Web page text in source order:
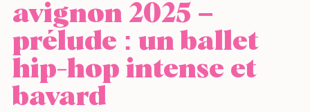
avignon 2025 –
prélude : un ballet
hip-hop intense et
bavard